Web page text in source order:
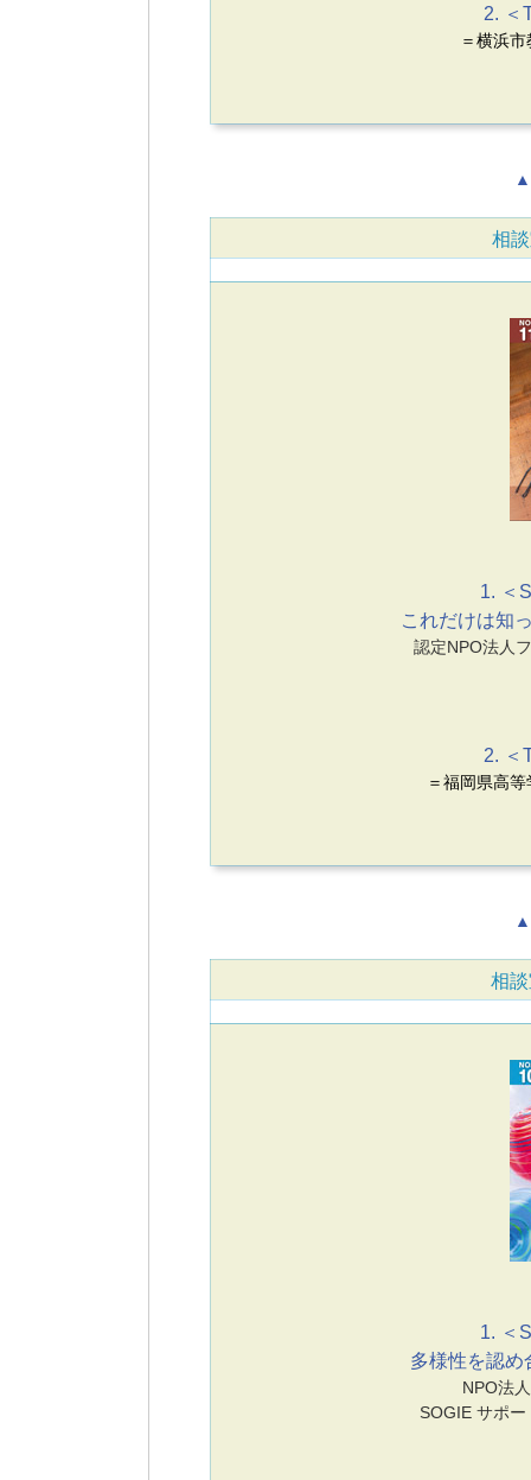
2. ＜
＝横浜
▲
相
1. ＜
これだけは知
認定NPO法人
2. ＜
＝福岡県高
▲
相
1. ＜
多様性を認め
NPO法
SOGIE サポ